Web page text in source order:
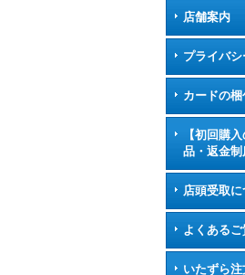
店舗案内
プライバ
カードの
【初回購
品・返金
店頭受取に
よくあるご
いたずら